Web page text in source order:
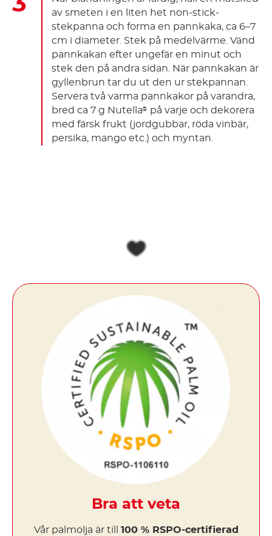
av smeten i en liten het non-stick-
stekpanna och forma en pannkaka, ca 6–7
cm i diameter. Stek på medelvärme. Vänd
pannkakan efter ungefär en minut och
stek den på andra sidan. När pannkakan är
gyllenbrun tar du ut den ur stekpannan.
Servera två varma pannkakor på varandra,
bred ca 7 g Nutella® på varje och dekorera
med färsk frukt (jordgubbar, röda vinbär,
persika, mango etc.) och myntan.
Bra att veta
Vår palmolja är till 100 % RSPO-certifierad